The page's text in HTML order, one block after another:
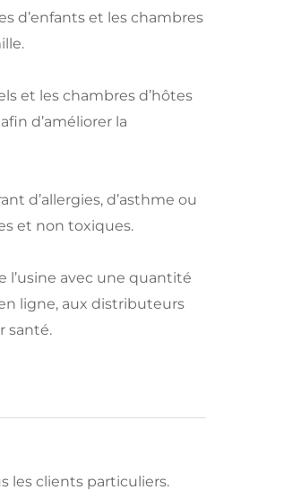
d’enfants et les chambres
et les chambres d’hôtes
d’améliorer la
d’allergies, d’asthme ou
et non toxiques.
avec une quantité
ligne, aux distributeurs
santé.
les clients particuliers.